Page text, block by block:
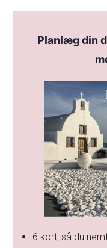
Planlæg din
6 kort, så du